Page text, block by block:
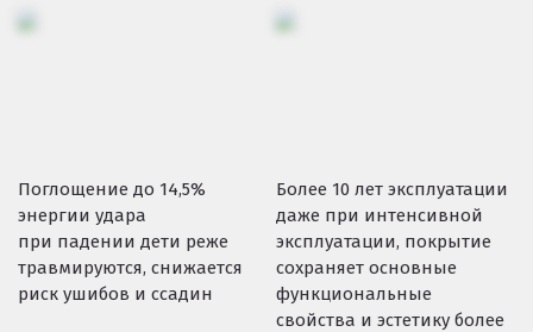
Поглощение до 14,5%
энергии удара
при падении дети реже
травмируются, снижается
риск ушибов и ссадин
Более 10 лет эксплуатации
даже при интенсивной
эксплуатации, покрытие
сохраняет основные
функциональные
свойства и эстетику более